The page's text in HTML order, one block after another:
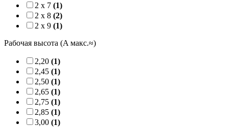
2 x 7 (1)
2 x 8 (2)
2 x 9 (1)
Рабочая высота (A макс.≈)
2,20 (1)
2,45 (1)
2,50 (1)
2,65 (1)
2,75 (1)
2,85 (1)
3,00 (1)